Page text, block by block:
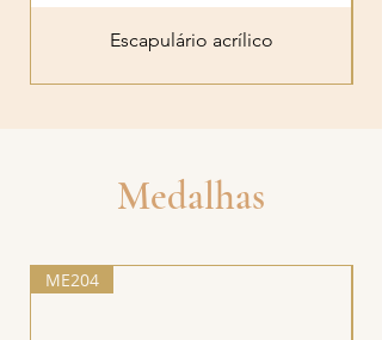
Escapulário acrílico
Medalhas
ME204